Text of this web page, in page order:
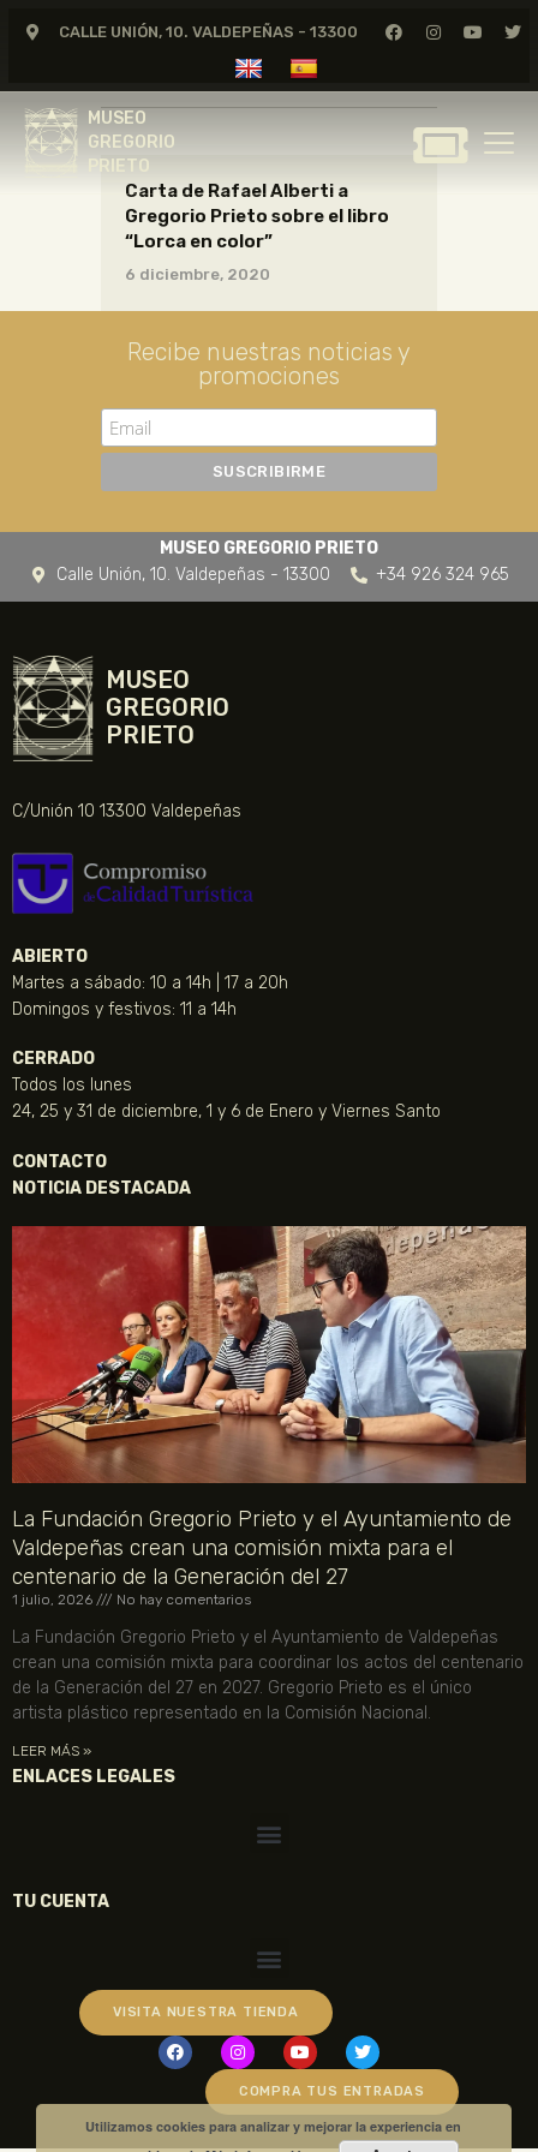
CALLE UNIÓN, 10. VALDEPEÑAS - 13300
MUSEO
GREGORIO
PRIETO
MUSEO
GREGORIO
GREGORIO PRIETO
MUSEO
ARCHIVO
CERTAMEN DE DIBUJO
FUNDACIÓN
NOTICIAS
Carta de Rafael Alberti a
Gregorio Prieto sobre el libro
“Lorca en color”
6 diciembre, 2020
Recibe nuestras noticias y
promociones
MUSEO GREGORIO PRIETO
Calle Unión, 10. Valdepeñas - 13300
+34 926 324 965
MUSEO
GREGORIO
PRIETO
C/Unión 10 13300 Valdepeñas
ABIERTO
Martes a sábado: 10 a 14h | 17 a 20h
Domingos y festivos: 11 a 14h
CERRADO
Todos los lunes
24, 25 y 31 de diciembre, 1 y 6 de Enero y Viernes Santo
CONTACTO
NOTICIA DESTACADA
La Fundación Gregorio Prieto y el Ayuntamiento de
Valdepeñas crean una comisión mixta para el
centenario de la Generación del 27
1 julio, 2026 No hay comentarios
La Fundación Gregorio Prieto y el Ayuntamiento de Valdepeñas
crean una comisión mixta para coordinar los actos del centenario
de la Generación del 27 en 2027. Gregorio Prieto es el único
artista plástico representado en la Comisión Nacional.
LEER MÁS »
ENLACES LEGALES
TU CUENTA
VISITA NUESTRA TIENDA
COMPRA TUS ENTRADAS
Utilizamos cookies para analizar y mejorar la experiencia en